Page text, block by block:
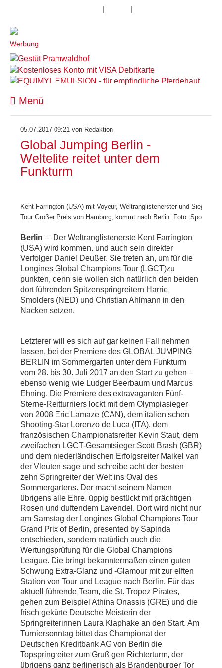
Werbung
Menü
05.07.2017 09:21 von Redaktion
Global Jumping Berlin -
Weltelite reitet unter dem
Funkturm
Kent Farrington (USA) mit Voyeur, Weltranglistenerster und Sieger
Tour Großer Preis von Hamburg, kommt nach Berlin. Foto:
Berlin – Der Weltranglistenerste Kent Farrington
(USA) wird kommen, und auch sein direkter
Verfolger Daniel Deußer. Sie treten an, um für die
Longines Global Champions Tour (LGCT)zu
punkten, denn sie wollen sich natürlich den beiden
dort führenden Spitzenspringreitern Harrie
Smolders (NED) und Christian Ahlmann in den
Nacken setzen.
Letzterer will es sich auf gar keinen Fall nehmen
lassen, bei der Premiere des GLOBAL JUMPING
BERLIN im Sommergarten unter dem Funkturm
vom 28. bis 30. Juli 2017 an den Start zu gehen –
ebenso wenig wie Ludger Beerbaum und Marcus
Ehning. Die Premiere des extravaganten Fünf-
Sterne-Reitturniers lockt mit dem Olympiasieger
von 2008 Eric Lamaze (CAN), dem italienischen
Shooting-Star Lorenzo de Luca (ITA), dem
französischen Championatsreiter Kevin Staut, dem
zweifachen LGCT-Gesamtsieger Scott Brash (GBR)
und dem niederländischen Erfolgsreiter Maikel van
der Vleuten sage und schreibe acht der besten
zehn Springreiter der Welt ins Oval des
Sommergartens. Der macht seinem Namen
übrigens alle Ehre, üppig bestückt mit prächtigen
Rosen und duftendem Lavendel. Dort wird nicht nur
am Samstag der Longines Global Champions Tour
Grand Prix of Berlin, presented by Sapinda
entschieden, sondern natürlich auch die
Wertungsprüfung für die Global Champions
League. Die bringt bekanntermaßen einen guten
Schwung Extra-Glanz und -Glamour mit zur elften
Station von Tour und League nach Berlin. Für das
aktuell führende Team, die St. Tropez Pirates,
gehen zum Beispiel Athina Onassis (GRE) und die
frisch gekürte Deutsche Meisterin der
Springreiterinnen Laura Klaphake an den Start. Am
Turniersonntag bittet das Championat der
Deutschen Kreditbank AG von Berlin die
Topspringreiter zum Gruß gen Richterturm, der
übrigens ganz berlinerisch als Brandenburger Tor